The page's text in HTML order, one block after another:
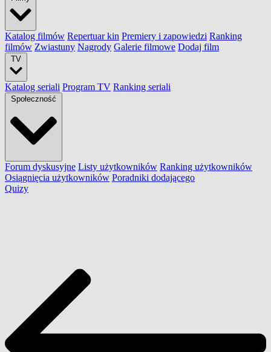
Katalog filmów Repertuar kin Premiery i zapowiedzi Ranking
filmów Zwiastuny Nagrody Galerie filmowe Dodaj film
TV
Katalog seriali Program TV Ranking seriali
Społeczność
Forum dyskusyjne Listy użytkowników Ranking użytkowników
Osiągnięcia użytkowników Poradniki dodającego
Quizy